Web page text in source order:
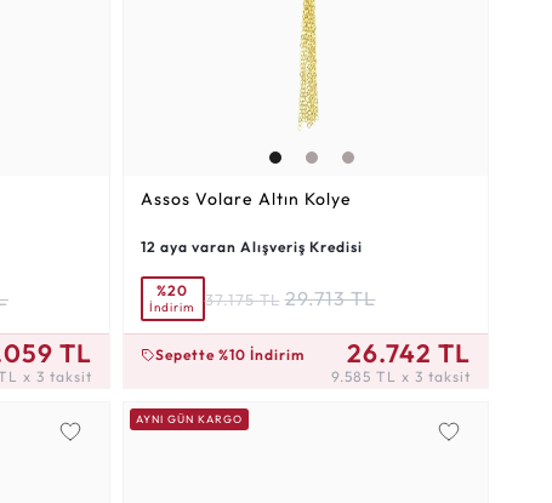
TL
TL x 3 taksit
Assos Volare Altın Kolye
12 aya varan Alışveriş Kredisi
%20
İndirim 37.175 TL 29.713 TL
Sepette %10 İndirim 26.742 TL
9.585 TL x 3 taksit
9.585 TL x 3 taksit
AYNI GÜN KARGO